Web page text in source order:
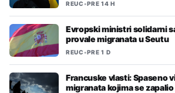
REUC•PRE 14 H
Evropski ministri solidarni
provale migranata u Seutu
REUC•PRE 1 D
Francuske vlasti: Spaseno
migranata kojima se